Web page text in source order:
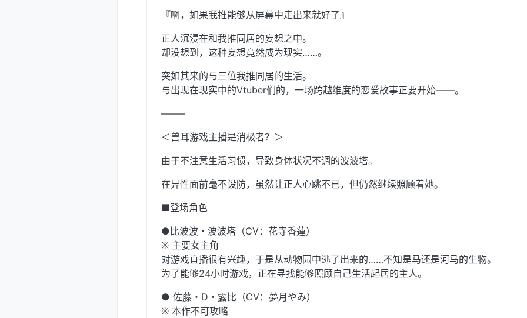
『啊，如果我推能够从屏幕中走出来就好了』
正人沉浸在和我推同居的妄想之中。
却没想到，这种妄想竟然成为现实……。
突如其来的与三位我推同居的生活。
与出现在现实中的Vtuber们的，一场跨越维度的恋爱故事正要开始——。
——–
＜兽耳游戏主播是消极者？＞
由于不注意生活习惯，导致身体状况不调的波波塔。
在异性面前毫不设防，虽然让正人心跳不已，但仍然继续照顾着她。
■登场角色
●比波波・波波塔（CV：花寺香蓮）
※ 主要女主角
对游戏直播很有兴趣，于是从动物园中逃了出来的……不知是马还是河马的生物。
为了能够24小时游戏，正在寻找能够照顾自己生活起居的主人。
● 佐藤・D・露比（CV：夢月やみ）
※ 本作不可攻略